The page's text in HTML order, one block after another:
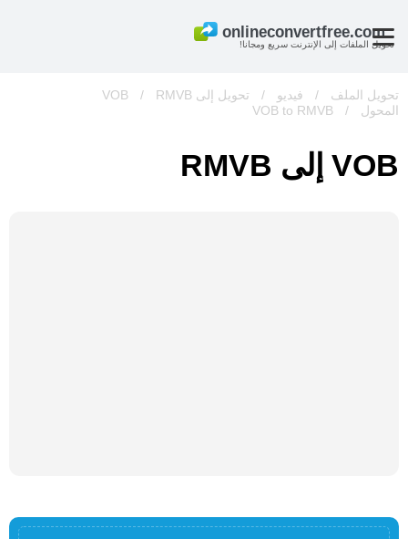
تحويل الملفات إلى الإنترنت سريع ومجانا!
تحويل الملف / فيديو / تحويل إلى VOB /
RMVB
المحول
/
VOB to RMVB
VOB إلى RMVB